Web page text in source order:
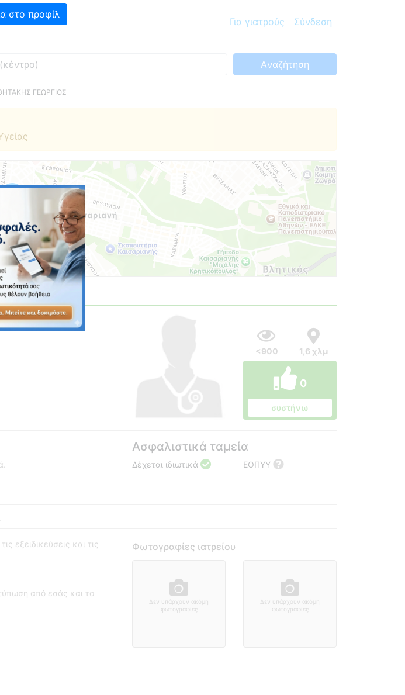
Για γιατρούς Σύνδεση
στο προφίλ
Aναζήτηση
ΓΕΩΡΓΙΟΣ
<900 1,6 χλμ
0
συστήνω
Ασφαλιστικά ταμεία
Δέχεται ιδιωτικά ΕΟΠΥΥ
εξειδικεύσεις και τις
από εσάς και το
Φωτογραφίες ιατρείου
Δεν υπάρχουν ακόμη
φωτογραφίες
Δεν υπάρχουν ακόμη
φωτογραφίες